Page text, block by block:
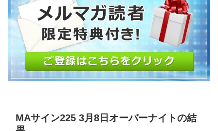
MAサイン225 3月8日オーバーナイトの結